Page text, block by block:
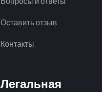
Оставить отзыв
Контакты
Легальная